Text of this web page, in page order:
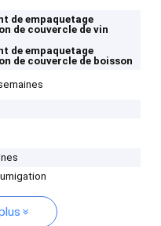
de empaquetage
de couvercle de vin
de empaquetage
de couvercle de boisson